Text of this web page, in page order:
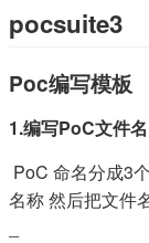
pocsuite3
Poc编写模板
1.编写PoC文件名
PoC 命名分成3
名称 然后把文件